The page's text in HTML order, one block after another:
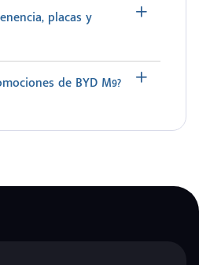
placas y
de BYD M9?